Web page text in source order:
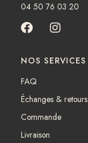
04 50 76 03 20
F
c
e
b
o
k
I
s
t
r
a
NOS SERVICES
FAQ
Échanges & retours
Commande
Livraison